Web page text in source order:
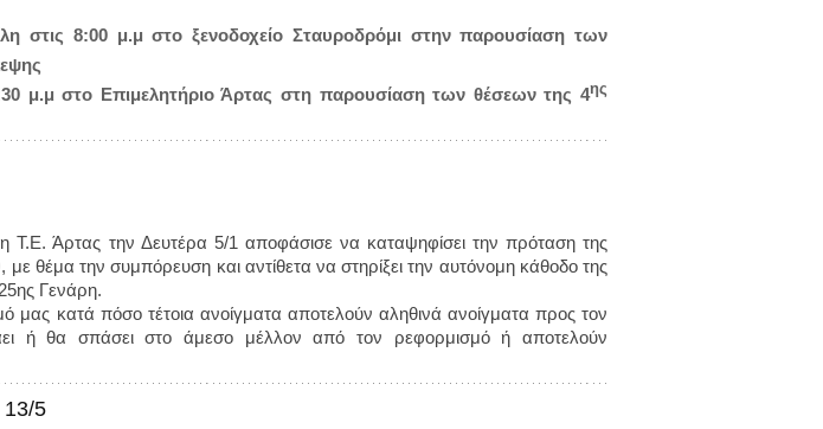
στις 8:00 μ.μ στo ξενοδοχείο Σταυροδρόμι στην παρουσίαση των
μ.μ στο Επιμελητήριο Άρτας στη παρουσίαση των θέσεων της 4ης
Άρτας την Δευτέρα 5/1 αποφάσισε να καταψηφίσει την πρόταση της
θέμα την συμπόρευση και αντίθετα να στηρίξει την αυτόνομη κάθοδο της
25ης Γενάρη.
κατά πόσο τέτοια ανοίγματα αποτελούν αληθινά ανοίγματα προς τον
ή θα σπάσει στο άμεσο μέλλον από τον ρεφορμισμό ή αποτελούν
13/5